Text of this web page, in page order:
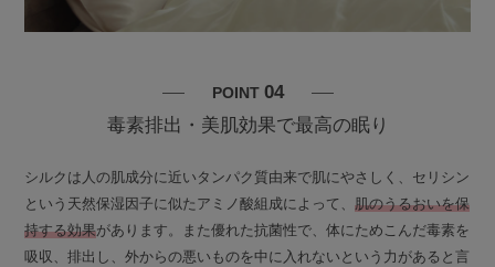
POINT 04
毒素排出・美肌効果で最高の眠り
シルクは人の肌成分に近いタンパク質由来で肌にやさしく、セリシン
という天然保湿因子に似たアミノ酸組成によって、肌のうるおいを保
持する効果があります。また優れた抗菌性で、体にためこんだ毒素を
吸収、排出し、外からの悪いものを中に入れないという力があると言